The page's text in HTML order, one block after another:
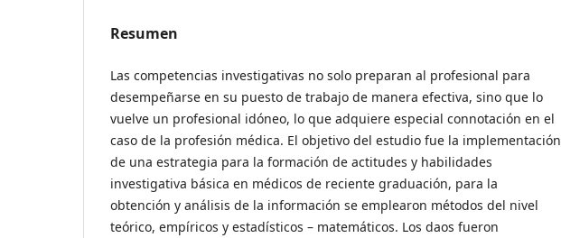
Resumen
Las competencias investigativas no solo preparan al profesional para
desempeñarse en su puesto de trabajo de manera efectiva, sino que lo
vuelve un profesional idóneo, lo que adquiere especial connotación en el
caso de la profesión médica. El objetivo del estudio fue la implementación
de una estrategia para la formación de actitudes y habilidades
investigativa básica en médicos de reciente graduación, para la
obtención y análisis de la información se emplearon métodos del nivel
teórico, empíricos y estadísticos – matemáticos. Los daos fueron